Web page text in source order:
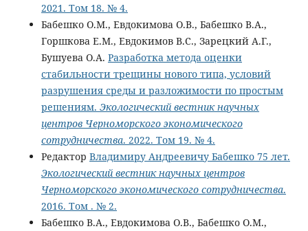
2021. Том 18. № 4.
Бабешко О.М., Евдокимова О.В., Бабешко В.А.,
Горшкова Е.М., Евдокимов В.С., Зарецкий А.Г.,
Бушуева О.А. Разработка метода оценки
стабильности трещины нового типа, условий
разрушения среды и разложимости по простым
решениям. Экологический вестник научных
центров Черноморского экономического
сотрудничества. 2022. Том 19. № 4.
Редактор Владимиру Андреевичу Бабешко 75 лет.
Экологический вестник научных центров
Черноморского экономического сотрудничества.
2016. Том . № 2.
Бабешко В.А., Евдокимова О.В., Бабешко О.М.,